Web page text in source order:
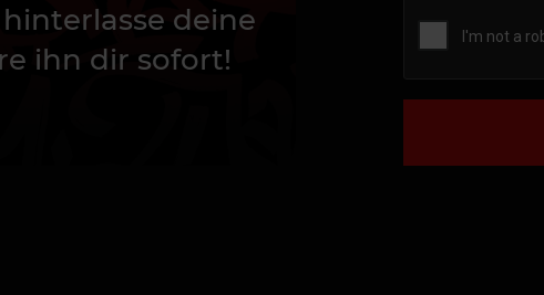
deine
ihn dir sofort!